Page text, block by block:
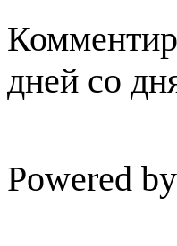
дней со
Powered by